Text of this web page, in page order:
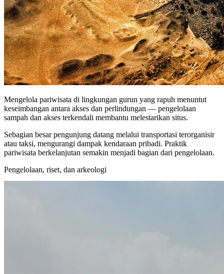
Mengelola pariwisata di lingkungan gurun yang rapuh menuntut
keseimbangan antara akses dan perlindungan — pengelolaan
sampah dan akses terkendali membantu melestarikan situs.
Sebagian besar pengunjung datang melalui transportasi terorganisir
atau taksi, mengurangi dampak kendaraan pribadi. Praktik
pariwisata berkelanjutan semakin menjadi bagian dari pengelolaan.
Pengelolaan, riset, dan arkeologi